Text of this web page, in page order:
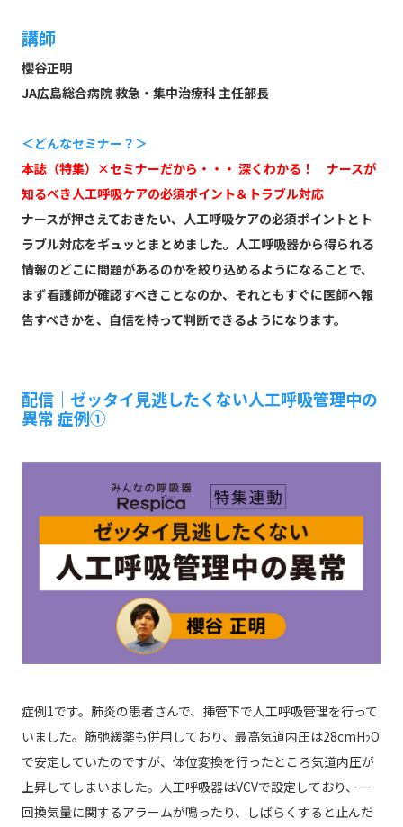
講師
櫻谷正明
JA広島総合病院 救急・集中治療科 主任部長
＜どんなセミナー？＞
本誌（特集）×セミナーだから・・・ 深くわかる！ ナースが
知るべき人工呼吸ケアの必須ポイント＆トラブル対応
ナースが押さえておきたい、人工呼吸ケアの必須ポイントとト
ラブル対応をギュッとまとめました。人工呼吸器から得られる
情報のどこに問題があるのかを絞り込めるようになることで、
まず看護師が確認すべきことなのか、それともすぐに医師へ報
告すべきかを、自信を持って判断できるようになります。
配信｜ゼッタイ見逃したくない人工呼吸管理中の
異常 症例①
症例1です。肺炎の患者さんで、挿管下で人工呼吸管理を行って
いました。筋弛緩薬も併用しており、最高気道内圧は28cmH2O
で安定していたのですが、体位変換を行ったところ気道内圧が
上昇してしまいました。人工呼吸器はVCVで設定しており、一
回換気量に関するアラームが鳴ったり、しばらくすると止んだ